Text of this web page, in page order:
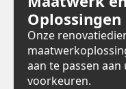
Oplossingen
Onze
aan te passen
voorkeuren.